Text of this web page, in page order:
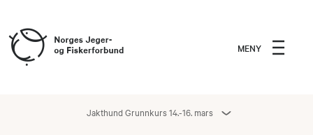
MENY
Jakthund Grunnkurs 14.-16. mars